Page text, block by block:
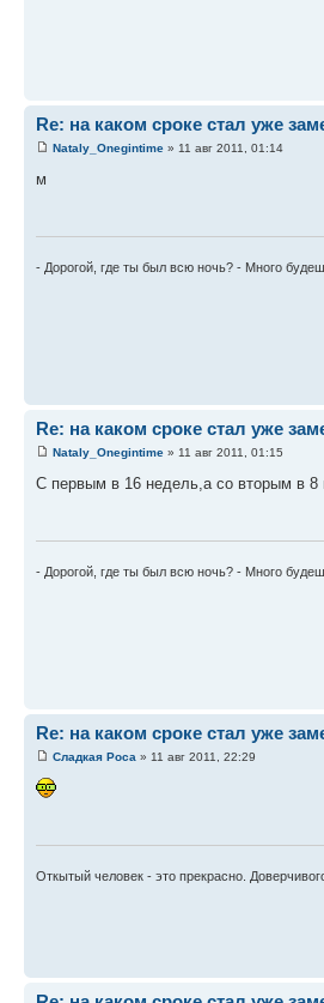
Re: на каком сроке стал уже
Nataly_Onegintime » 11 авг 2011, 01:14
м
- Дорогой, где ты был всю ночь? - Много
Re: на каком сроке стал уже
Nataly_Onegintime » 11 авг 2011, 01:15
С первым в 16 недель,а со вторым в 8
- Дорогой, где ты был всю ночь? - Много
Re: на каком сроке стал уже
Сладкая Роса » 11 авг 2011, 22:29
Откытый человек - это прекрасно.